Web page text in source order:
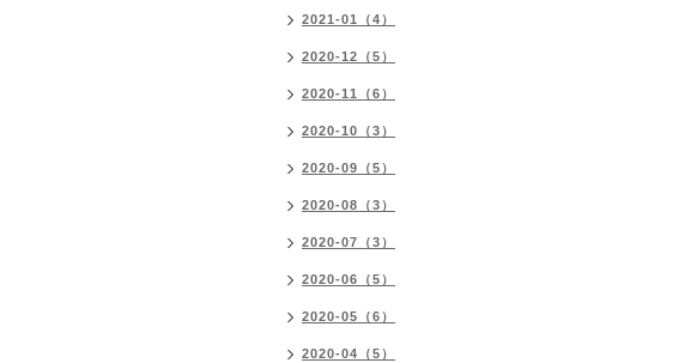
2021-01（4）
2020-12（5）
2020-11（6）
2020-10（3）
2020-09（5）
2020-08（3）
2020-07（3）
2020-06（5）
2020-05（6）
2020-04（5）